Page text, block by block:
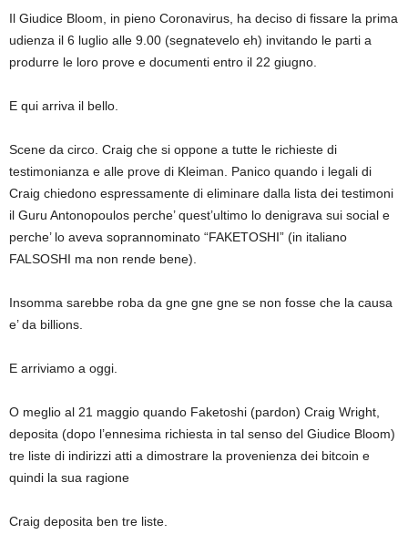
Il Giudice Bloom, in pieno Coronavirus, ha deciso di fissare la prima
udienza il 6 luglio alle 9.00 (segnatevelo eh) invitando le parti a
produrre le loro prove e documenti entro il 22 giugno.
E qui arriva il bello.
Scene da circo. Craig che si oppone a tutte le richieste di
testimonianza e alle prove di Kleiman. Panico quando i legali di
Craig chiedono espressamente di eliminare dalla lista dei testimoni
il Guru Antonopoulos perche’ quest’ultimo lo denigrava sui social e
perche’ lo aveva soprannominato “FAKETOSHI” (in italiano
FALSOSHI ma non rende bene).
Insomma sarebbe roba da gne gne gne se non fosse che la causa
e’ da billions.
E arriviamo a oggi.
O meglio al 21 maggio quando Faketoshi (pardon) Craig Wright,
deposita (dopo l’ennesima richiesta in tal senso del Giudice Bloom)
tre liste di indirizzi atti a dimostrare la provenienza dei bitcoin e
quindi la sua ragione
Craig deposita ben tre liste.